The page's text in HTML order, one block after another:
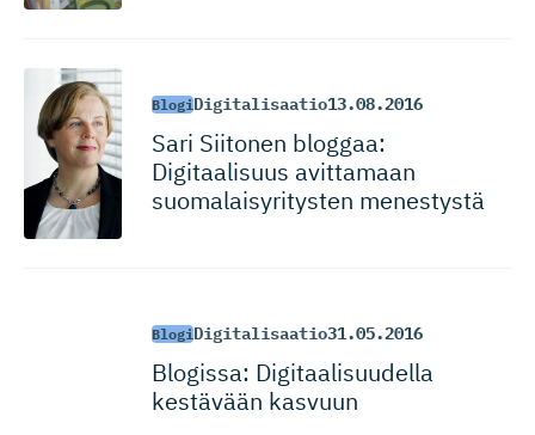
BlogiDigitalisaatio13.08.2016
Sari Siitonen bloggaa:
Digitaalisuus avittamaan
suomalaisy­ri­tysten menestystä
BlogiDigitalisaatio31.05.2016
Blogissa: Digitaali­suudella
kestävään kasvuun